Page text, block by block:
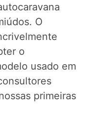
O
o
usado em
primeiras